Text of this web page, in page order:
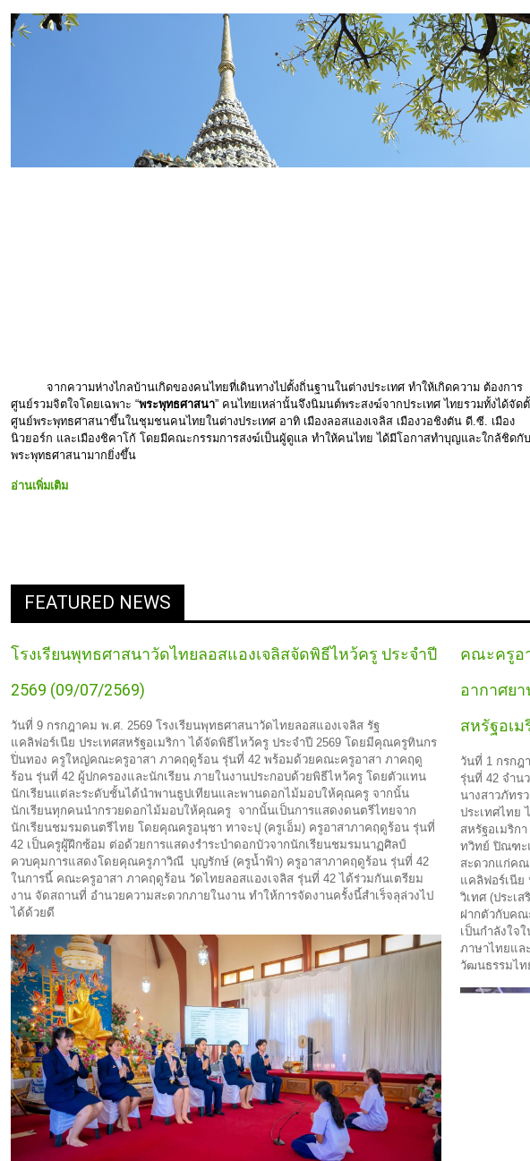
จากความห่างไกลบ้านเกิดของคนไทยที่เดินทางไปตั้งถิ่นฐานในต่างประเทศ ทำให้เกิดความ ต้องการ
ศูนย์รวมจิตใจโดยเฉพาะ “พระพุทธศาสนา” คนไทยเหล่านั้นจึงนิมนต์พระสงฆ์จากประเทศ ไทยรวมทั้งได้จัด
ศูนย์พระพุทธศาสนาขึ้นในชุมชนคนไทยในต่างประเทศ อาทิ เมืองลอสแองเจลิส เมืองวอชิงตัน ดี.ซี. เมือง
นิวยอร์ก และเมืองชิคาโก้ โดยมีคณะกรรมการสงฆ์เป็นผู้ดูแล ทำให้คนไทย ได้มีโอกาสทำบุญและใกล้ชิดกับ
พระพุทธศาสนามากยิ่งขึ้น
อ่านเพิ่มเติม
FEATURED NEWS
โรงเรียนพุทธศาสนาวัดไทยลอสแองเจลิสจัดพิธีไหว้ครู ประจำปี
2569 (09/07/2569)
วันที่ 9 กรกฎาคม พ.ศ. 2569 โรงเรียนพุทธศาสนาวัดไทยลอสแองเจลิส รัฐ
แคลิฟอร์เนีย ประเทศสหรัฐอเมริกา ได้จัดพิธีไหว้ครู ประจำปี 2569 โดยมีคุณครูทินกร
ปิ่นทอง ครูใหญ่คณะครูอาสา ภาคฤดูร้อน รุ่นที่ 42 พร้อมด้วยคณะครูอาสา ภาคฤดู
ร้อน รุ่นที่ 42 ผู้ปกครองและนักเรียน ภายในงานประกอบด้วยพิธีไหว้ครู โดยตัวแทน
นักเรียนแต่ละระดับชั้นได้นำพานธูปเทียนและพานดอกไม้มอบให้คุณครู จากนั้น
นักเรียนทุกคนนำกรวยดอกไม้มอบให้คุณครู จากนั้นเป็นการแสดงดนตรีไทยจาก
นักเรียนชมรมดนตรีไทย โดยคุณครูอนุชา ทาจะปุ (ครูเอ็ม) ครูอาสาภาคฤดูร้อน รุ่นที่
42 เป็นครูผู้ฝึกซ้อม ต่อด้วยการแสดงรำระบำดอกบัวจากนักเรียนชมรมนาฏศิลป์
ควบคุมการแสดงโดยคุณครูภาวิณี บุญรักษ์ (ครูน้ำฟ้า) ครูอาสาภาคฤดูร้อน รุ่นที่ 42
ในการนี้ คณะครูอาสา ภาคฤดูร้อน วัดไทยลอสแองเจลิส รุ่นที่ 42 ได้ร่วมกันเตรียม
งาน จัดสถานที่ อำนวยความสะดวกภายในงาน ทำให้การจัดงานครั้งนี้สำเร็จลุล่วงไป
ได้ด้วยดี
คณะครูอ
อากาศย
สหรัฐอเม
วันที่ 1 กรกฎ
รุ่นที่ 42 จำน
นางสาวภัทร
ประเทศไทย
สหรัฐอเมริก
ทวิทย์ ปิณฑะ
สะดวกแก่คณ
แคลิฟอร์เนีย
วิเทศ (ประเ
ฝากตัวกับคณ
เป็นกำลังใจ
ภาษาไทยแล
วัฒนธรรมไท